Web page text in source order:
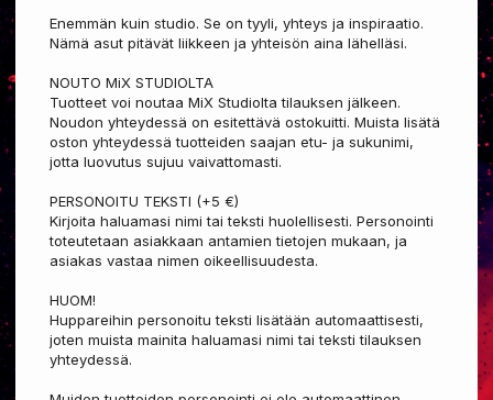
Enemmän kuin studio. Se on tyyli, yhteys ja inspiraatio.
Nämä asut pitävät liikkeen ja yhteisön aina lähelläsi.
NOUTO MiX STUDIOLTA
Tuotteet voi noutaa MiX Studiolta tilauksen jälkeen.
Noudon yhteydessä on esitettävä ostokuitti. Muista lisätä
oston yhteydessä tuotteiden saajan etu- ja sukunimi,
jotta luovutus sujuu vaivattomasti.
PERSONOITU TEKSTI (+5 €)
Kirjoita haluamasi nimi tai teksti huolellisesti. Personointi
toteutetaan asiakkaan antamien tietojen mukaan, ja
asiakas vastaa nimen oikeellisuudesta.
HUOM!
Huppareihin personoitu teksti lisätään automaattisesti,
joten muista mainita haluamasi nimi tai teksti tilauksen
yhteydessä.